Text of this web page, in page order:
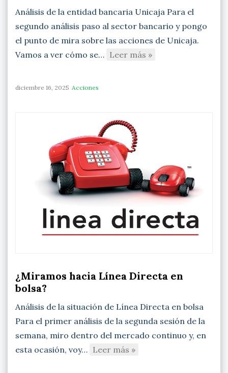
Análisis de la entidad bancaria Unicaja Para el
segundo análisis paso al sector bancario y pongo
el punto de mira sobre las acciones de Unicaja.
Vamos a ver cómo se… Leer más »
diciembre 16, 2025 Acciones
¿Miramos hacia Línea Directa en
bolsa?
Análisis de la situación de Línea Directa en bolsa
Para el primer análisis de la segunda sesión de la
semana, miro dentro del mercado continuo y, en
esta ocasión, voy… Leer más »